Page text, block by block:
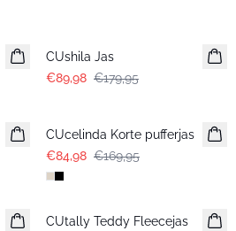
CUshila Jas
€89,98 €179,95
CUcelinda Korte pufferjas
€84,98 €169,95
-50%
CUtally Teddy Fleecejas